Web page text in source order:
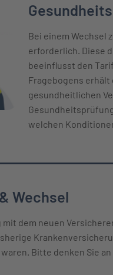
Bei einem Wechsel
erforderlich. Diese
beeinflusst den
Fragebogens
gesundheitlichen
welchen
Wechsel
mit dem neuen
Bitte denken Sie